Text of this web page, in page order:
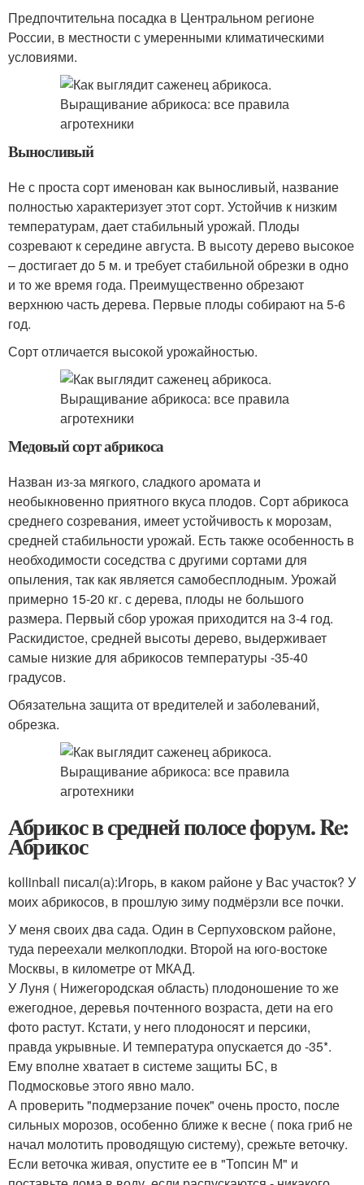
Предпочтительна посадка в Центральном регионе
России, в местности с умеренными климатическими
условиями.
Выносливый
Не с проста сорт именован как выносливый, название
полностью характеризует этот сорт. Устойчив к низким
температурам, дает стабильный урожай. Плоды
созревают к середине августа. В высоту дерево высокое
– достигает до 5 м. и требует стабильной обрезки в одно
и то же время года. Преимущественно обрезают
верхнюю часть дерева. Первые плоды собирают на 5-6
год.
Сорт отличается высокой урожайностью.
Медовый сорт абрикоса
Назван из-за мягкого, сладкого аромата и
необыкновенно приятного вкуса плодов. Сорт абрикоса
среднего созревания, имеет устойчивость к морозам,
средней стабильности урожай. Есть также особенность в
необходимости соседства с другими сортами для
опыления, так как является самобесплодным. Урожай
примерно 15-20 кг. с дерева, плоды не большого
размера. Первый сбор урожая приходится на 3-4 год.
Раскидистое, средней высоты дерево, выдерживает
самые низкие для абрикосов температуры -35-40
градусов.
Обязательна защита от вредителей и заболеваний,
обрезка.
Абрикос в средней полосе форум. Re:
Абрикос
kollinball писал(а):Игорь, в каком районе у Вас участок? У
моих абрикосов, в прошлую зиму подмёрзли все почки.
У меня своих два сада. Один в Серпуховском районе,
туда переехали мелкоплодки. Второй на юго-востоке
Москвы, в километре от МКАД.
У Луня ( Нижегородская область) плодоношение то же
ежегодное, деревья почтенного возраста, дети на его
фото растут. Кстати, у него плодоносят и персики,
правда укрывные. И температура опускается до -35*.
Ему вполне хватает в системе защиты БС, в
Подмосковье этого явно мало.
А проверить "подмерзание почек" очень просто, после
сильных морозов, особенно ближе к весне ( пока гриб не
начал молотить проводящую систему), срежьте веточку.
Если веточка живая, опустите ее в "Топсин М" и